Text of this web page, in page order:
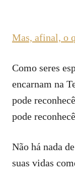
Mas, afinal, o
Como seres
encarnam na
pode
pode
Não há nada
suas vidas